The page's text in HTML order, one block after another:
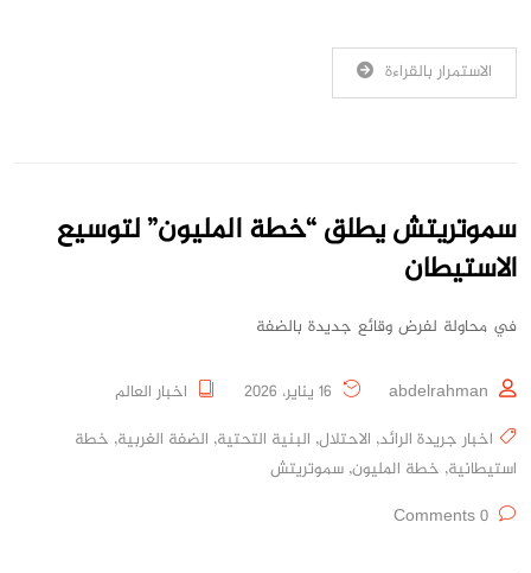
الاستمرار بالقراءة
سموتريتش يطلق “خطة المليون” لتوسيع
الاستيطان
في محاولة لفرض وقائع جديدة بالضفة
abdelrahman
اخبار العالم
اخبار جريدة الرائد, الاحتلال, البنية التحتية, الضفة الغربية, خطة
استيطانية, خطة المليون, سموتريتش